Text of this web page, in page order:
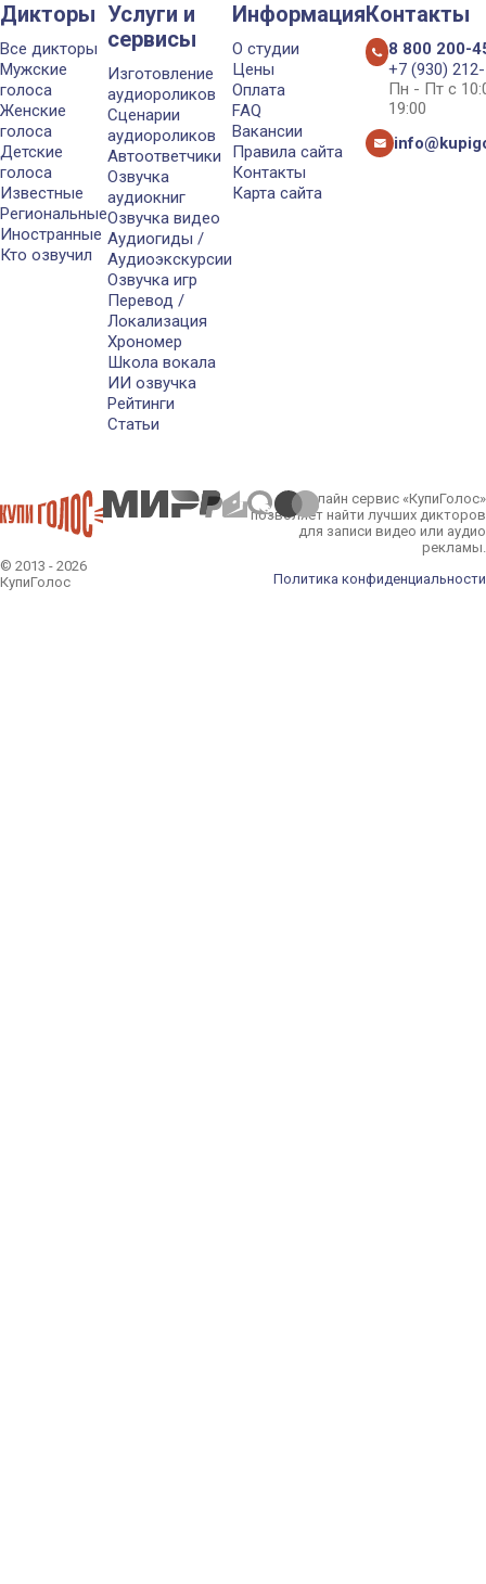
Дикторы
Все дикторы
Мужские
голоса
Женские
голоса
Детские
голоса
Известные
Региональные
Иностранные
Кто озвучил
Услуги и
сервисы
Изготовление
аудиороликов
Сценарии
аудиороликов
Автоответчики
Озвучка
аудиокниг
Озвучка видео
Аудиогиды /
Аудиоэкскурсии
Озвучка игр
Перевод /
Локализация
Хрономер
Школа вокала
ИИ озвучка
Рейтинги
Статьи
Информация
О студии
Цены
Оплата
FAQ
Вакансии
Правила сайта
Контакты
Карта сайта
Контакты
8 800 200-
+7 (930)
Пн - Пт с
19:00
© 2013 - 2026
КупиГолос
Онлайн сервис «КупиГолос»
позволяет найти лучших дикторов
для записи видео или аудио
рекламы.
Политика конфиденциальности